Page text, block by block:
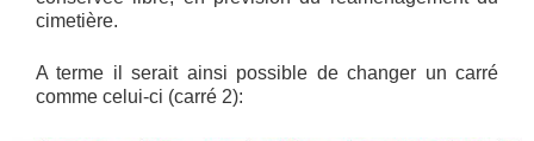
cimetière.
A terme il serait ainsi possible de changer un carré
comme celui-ci (carré 2):